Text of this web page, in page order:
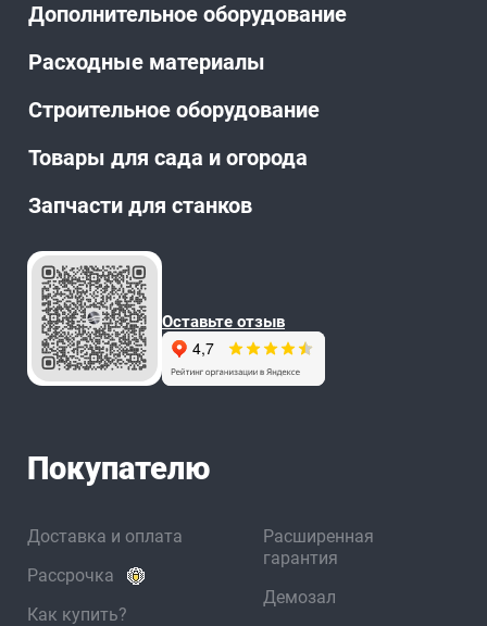
Дополнительное оборудование
Расходные материалы
Строительное оборудование
Товары для сада и огорода
Запчасти для станков
Оставьте отзыв
Покупателю
Доставка и оплата
Рассрочка
Как купить?
Расширенная
гарантия
Демозал